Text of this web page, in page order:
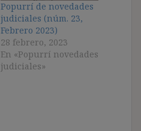
Popurrí de novedades
judiciales (núm. 23,
Febrero 2023)
28 febrero, 2023
En «Popurrí novedades
judiciales»